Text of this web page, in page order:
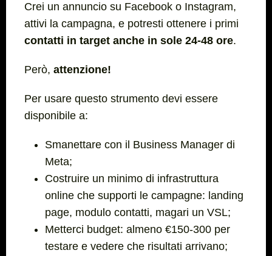
Crei un annuncio su Facebook o Instagram,
attivi la campagna, e potresti ottenere i primi
contatti in target anche in sole 24-48 ore.
Però, attenzione!
Per usare questo strumento devi essere
disponibile a:
Smanettare con il Business Manager di
Meta;
Costruire un minimo di infrastruttura
online che supporti le campagne: landing
page, modulo contatti, magari un VSL;
Metterci budget: almeno €150-300 per
testare e vedere che risultati arrivano;